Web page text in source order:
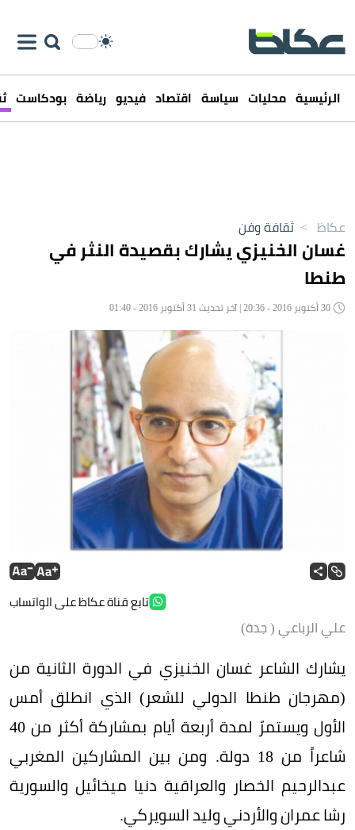
الرئيسية محليات سياسة اقتصاد فيديو رياضة بودكاست
عكاظ > ثقافة وفن
غسان الخنيزي يشارك بقصيدة النثر في
طنطا
تابع قناة عكاظ على الواتساب
علي الرباعي ( جدة)
يشارك الشاعر غسان الخنيزي في الدورة الثانية من
(مهرجان طنطا الدولي للشعر) الذي انطلق أمس
الأول ويستمرّ لمدة أربعة أيام بمشاركة أكثر من 40
شاعراً من 18 دولة. ومن بين المشاركين المغربي
عبدالرحيم الخصار والعراقية دنيا ميخائيل والسورية
رشا عمران والأردني وليد السويركي.